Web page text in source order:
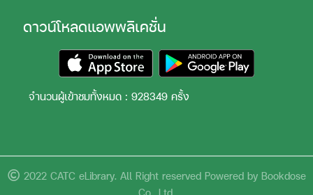
ดาวน์โหลดแอพพลิเคชั่น
จำนวนผู้เข้าชมทั้งหมด : 928349 ครั้ง
2022 CATC eLibrary. All Right reserved Powered by Bookdose